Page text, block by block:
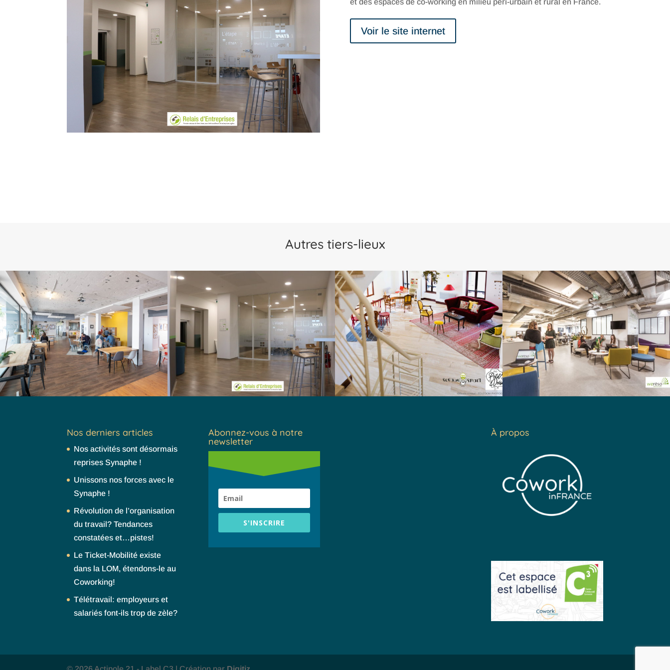
et des espaces de co-working en milieu péri-urbain et rural en France.
Voir le site internet
Autres tiers-lieux
Nos derniers articles
Nos activités sont désormais
reprises Synaphe !
Unissons nos forces avec le
Synaphe !
Révolution de l’organisation
du travail? Tendances
constatées et…pistes!
Le Ticket-Mobilité existe
dans la LOM, étendons-le au
Coworking!
Télétravail: employeurs et
salariés font-ils trop de zèle?
Abonnez-vous à notre
newsletter
S'INSCRIRE
À propos